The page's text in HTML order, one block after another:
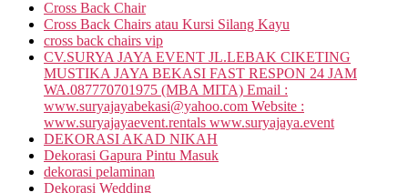
Cross Back Chair
Cross Back Chairs atau Kursi Silang Kayu
cross back chairs vip
CV.SURYA JAYA EVENT JL.LEBAK CIKETING
MUSTIKA JAYA BEKASI FAST RESPON 24 JAM
WA.087770701975 (MBA MITA) Email :
www.suryajayabekasi@yahoo.com Website :
www.suryajayaevent.rentals www.suryajaya.event
DEKORASI AKAD NIKAH
Dekorasi Gapura Pintu Masuk
dekorasi pelaminan
Dekorasi Wedding